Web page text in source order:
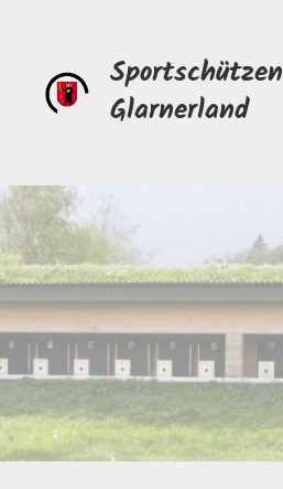
Sportschützen
Glarnerland